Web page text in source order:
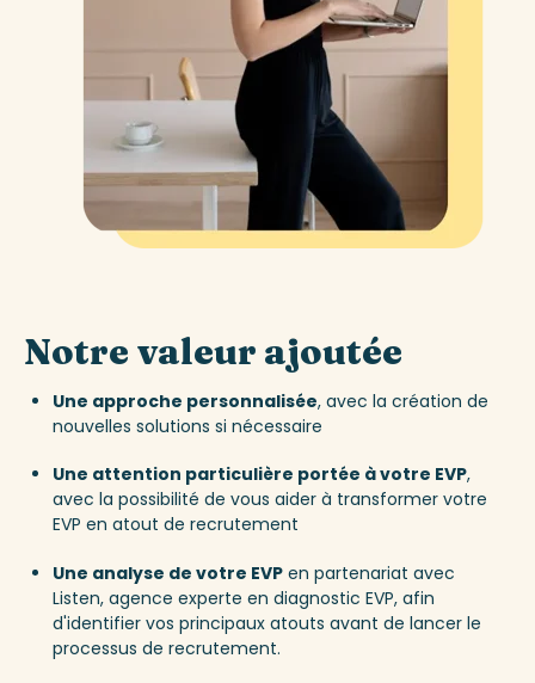
Notre valeur ajoutée
Une approche personnalisée, avec la création de
nouvelles solutions si nécessaire
Une attention particulière portée à votre EVP,
avec la possibilité de vous aider à transformer votre
EVP en atout de recrutement
Une analyse de votre EVPen partenariat avec
Listen, agence experte en diagnostic EVP, afin
d'identifier vos principaux atouts avant de lancer le
processus de recrutement.